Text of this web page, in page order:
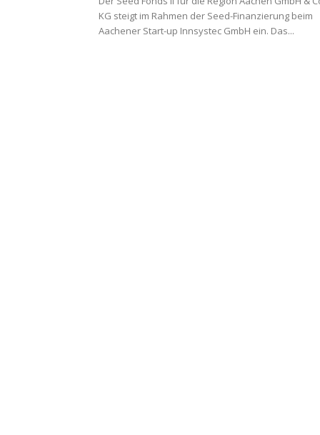
KG steigt im Rahmen der Seed-Finanzierung beim
Aachener Start-up Innsystec GmbH ein. Das...